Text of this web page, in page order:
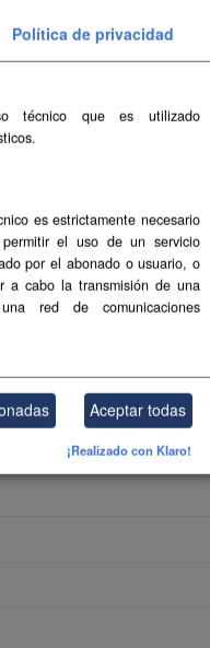
Política de privacidad
técnico que es utilizado
es estrictamente necesario
el uso de un servicio
por el abonado o usuario, o
a cabo la transmisión de una
red de comunicaciones
Aceptar todas
¡Realizado con Klaro!